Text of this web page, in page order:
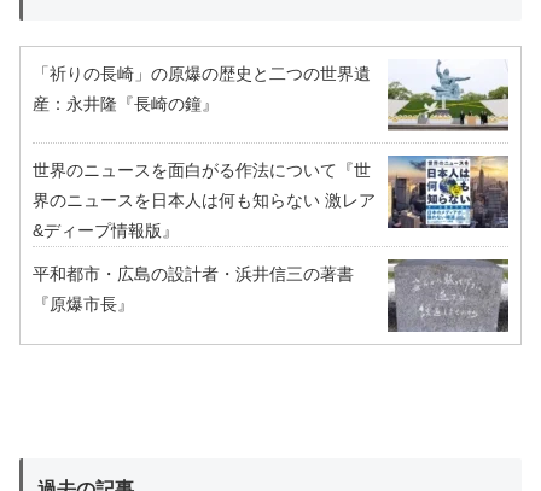
「祈りの長崎」の原爆の歴史と二つの世界遺
産：永井隆『長崎の鐘』
世界のニュースを面白がる作法について『世
界のニュースを日本人は何も知らない 激レア
&ディープ情報版』
平和都市・広島の設計者・浜井信三の著書
『原爆市長』